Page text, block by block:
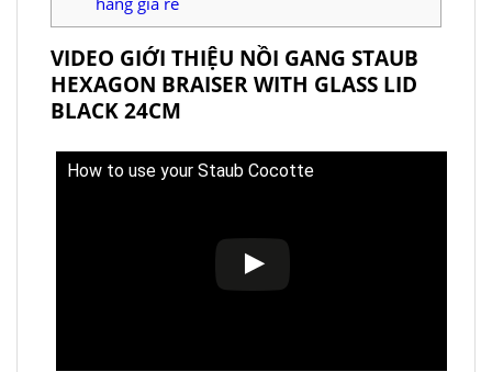
VIDEO GIỚI THIỆU NỒI GANG STAUB
HEXAGON BRAISER WITH GLASS LID
BLACK 24CM
How to use your Staub Cocotte